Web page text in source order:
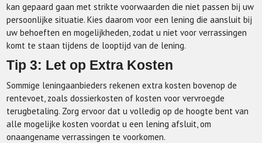
kan gepaard gaan met strikte voorwaarden die niet passen bij uw
persoonlijke situatie. Kies daarom voor een lening die aansluit bij
uw behoeften en mogelijkheden, zodat u niet voor verrassingen
komt te staan tijdens de looptijd van de lening.
Tip 3: Let op Extra Kosten
Sommige leningaanbieders rekenen extra kosten bovenop de
rentevoet, zoals dossierkosten of kosten voor vervroegde
terugbetaling. Zorg ervoor dat u volledig op de hoogte bent van
alle mogelijke kosten voordat u een lening afsluit, om
onaangename verrassingen te voorkomen.